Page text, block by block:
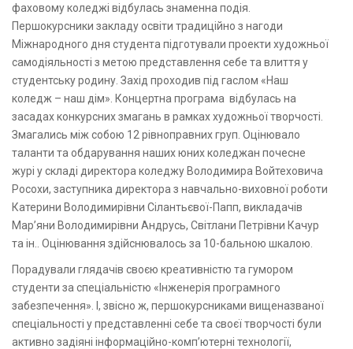
фаховому коледжі відбулась знаменна подія.
Першокурсники закладу освіти традиційно з нагоди
Міжнародного дня студента підготували проекти художньої
самодіяльності з метою представлення себе та влиття у
студентську родину. Захід проходив під гаслом «Наш
коледж – наш дім». Концертна програма відбулась на
засадах конкурсних змагань в рамках художньої творчості.
Змагались між собою 12 рівноправних груп. Оцінювало
таланти та обдарування наших юних коледжан почесне
журі у складі директора коледжу Володимира Войтеховича
Росохи, заступника директора з навчально-виховної роботи
Катерини Володимирівни Сілантьєвої-Папп, викладачів
Мар’яни Володимирівни Андрусь, Світлани Петрівни Качур
та ін.. Оцінювання здійснювалось за 10-бальною шкалою.
Порадували глядачів своєю креативністю та гумором
студенти за спеціальністю «Інженерія програмного
забезпечення». І, звісно ж, першокурсниками вищеназваної
спеціальності у представленні себе та своєї творчості були
активно задіяні інформаційно-комп’ютерні технології,